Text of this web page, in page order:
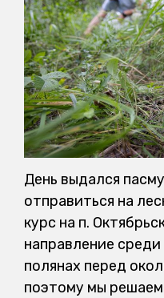
День выдался
отправиться на
курс на п.
направление
полянах перед
поэтому мы